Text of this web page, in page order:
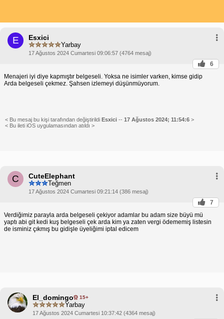
E Esxici
Yarbay
17 Ağustos 2024 Cumartesi 09:06:57 (4764 mesaj)
6
Menajeri iyi diye kapmıştır belgeseli. Yoksa ne isimler varken, kimse gidip
Arda belgeseli çekmez. Şahsen izlemeyi düşünmüyorum.
< Bu mesaj bu kişi tarafından değiştirildi Esxici -- 17 Ağustos 2024; 11:54:6 >
< Bu ileti iOS uygulamasından atıldı >
C CuteElephant
Teğmen
17 Ağustos 2024 Cumartesi 09:21:14 (386 mesaj)
7
Verdiğimiz parayla arda belgeseli çekiyor adamlar bu adam size büyü mü
yaptı abi git kedi kuş belgeseli çek arda kim ya zaten vergi ödememiş listesin
de isminiz çıkmış bu gidişle üyeliğimi iptal edicem
El_domingo 15+
Yarbay
17 Ağustos 2024 Cumartesi 10:37:42 (4364 mesaj)